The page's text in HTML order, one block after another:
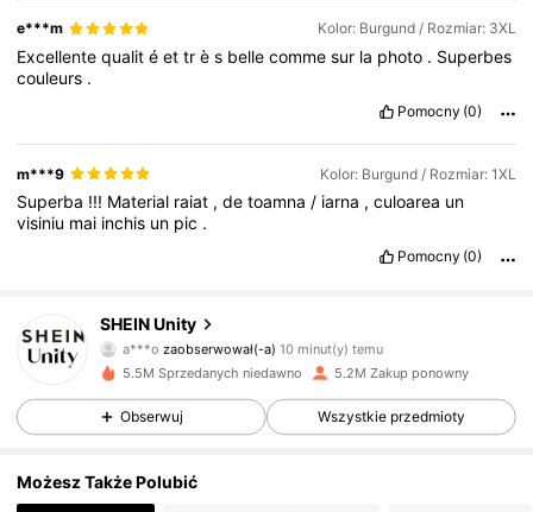
e***m Kolor: Burgund / Rozmiar: 3XL
Excellentequalitéettrès bellecommesur la photo . Superbes
couleurs .
Pomocny (0)
m***9 Kolor: Burgund / Rozmiar: 1XL
Superba !!! Material raiat ,detoamna / iarna ,culoarea un
visiniu mai inchis un pic .
Pomocny (0)
SHEIN Unity
a***ozaobserwował(-a)
C***y przegląda
4,81
543K Obserwujący
5.5M Sprzedanych niedawno 5.2M Zakup ponowny
Obserwuj Wszystkie przedmioty
Możesz Także Polubić